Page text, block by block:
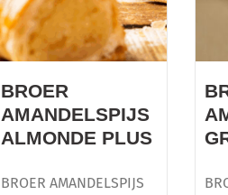
BROER
AMANDELSPIJS
ALMONDE PLUS
BROER AMANDELSPIJS